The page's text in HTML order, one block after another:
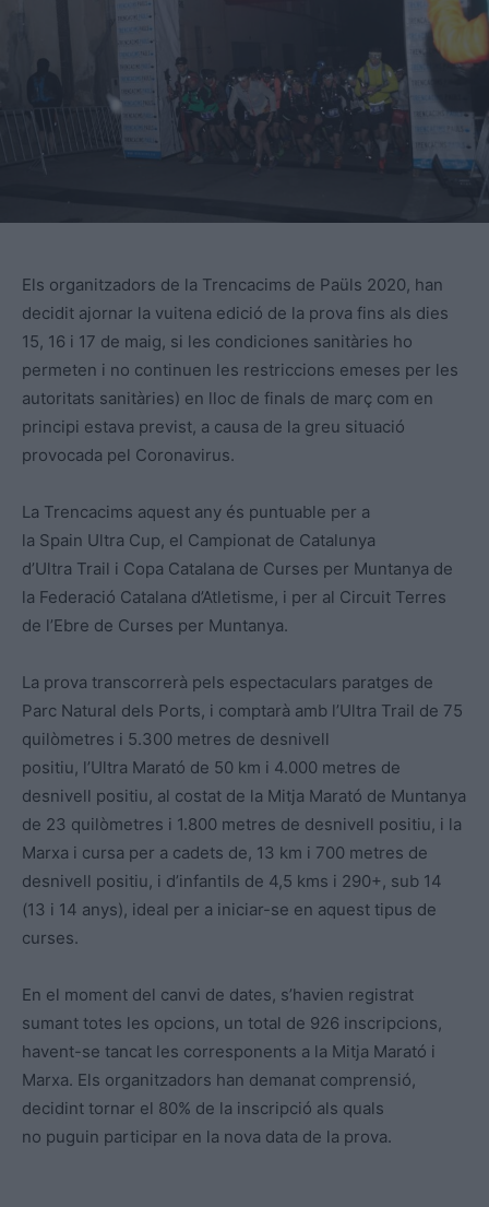
Els organitzadors de la Trencacims de Paüls 2020, han
decidit ajornar la vuitena edició de la prova fins als dies
15, 16 i 17 de maig, si les condiciones sanitàries ho
permeten i no continuen les restriccions emeses per les
autoritats sanitàries) en lloc de finals de març com en
principi estava previst, a causa de la greu situació
provocada pel Coronavirus.
La Trencacims aquest any és puntuable per a
la Spain Ultra Cup, el Campionat de Catalunya
d’Ultra Trail i Copa Catalana de Curses per Muntanya de
la Federació Catalana d’Atletisme, i per al Circuit Terres
de l’Ebre de Curses per Muntanya.
La prova transcorrerà pels espectaculars paratges de
Parc Natural dels Ports, i comptarà amb l’Ultra Trail de 75
quilòmetres i 5.300 metres de desnivell
positiu, l’Ultra Marató de 50 km i 4.000 metres de
desnivell positiu, al costat de la Mitja Marató de Muntanya
de 23 quilòmetres i 1.800 metres de desnivell positiu, i la
Marxa i cursa per a cadets de, 13 km i 700 metres de
desnivell positiu, i d’infantils de 4,5 kms i 290+, sub 14
(13 i 14 anys), ideal per a iniciar-se en aquest tipus de
curses.
En el moment del canvi de dates, s’havien registrat
sumant totes les opcions, un total de 926 inscripcions,
havent-se tancat les corresponents a la Mitja Marató i
Marxa. Els organitzadors han demanat comprensió,
decidint tornar el 80% de la inscripció als quals
no puguin participar en la nova data de la prova.